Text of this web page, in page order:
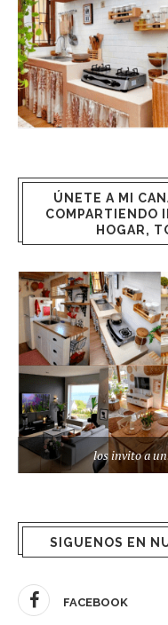
ÚNETE A MI
COMPARTIENDO
HOGAR,
los invito a
SIGUENOS EN
FACEBOOK